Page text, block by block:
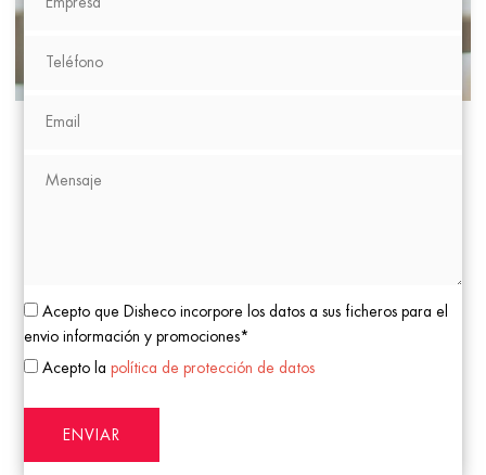
Acepto que Disheco incorpore los datos a sus ficheros para el
envio información y promociones*
Acepto lapolítica de protección de datos